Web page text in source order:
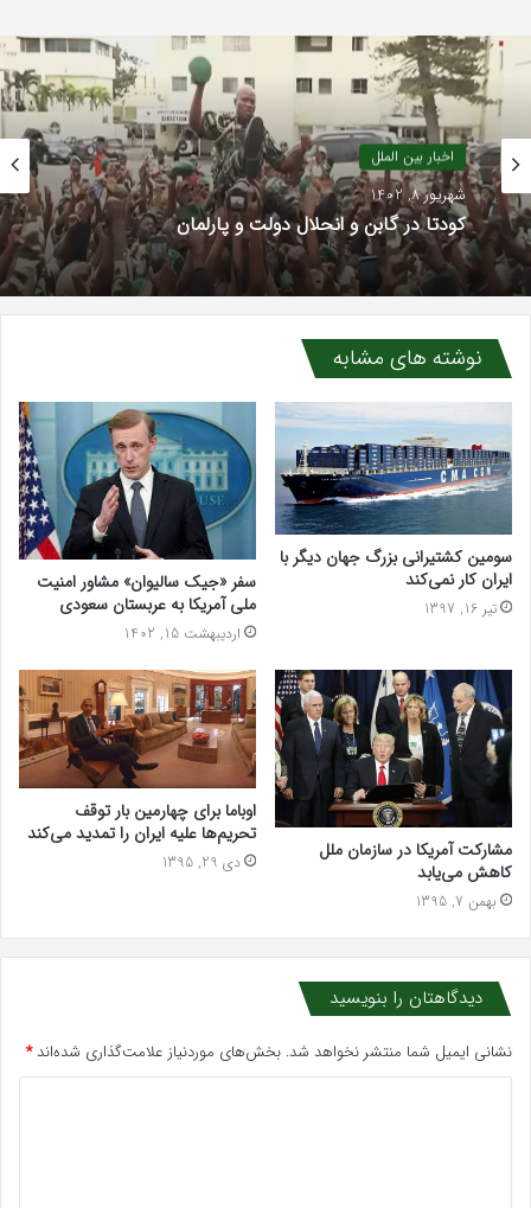
اخبار بین الملل
شهریور 8, 1402
کودتا در گابن و انحلال دولت و پارلمان
نوشته های مشابه
سومین کشتیرانی بزرگ جهان دیگر با
ایران کار نمی‌کند
تیر 16, 1397
سفر «جیک سالیوان» مشاور امنیت
ملی آمریکا به عربستان سعودی
اردیبهشت 15, 1402
مشارکت آمریکا در سازمان ملل
کاهش می‌یابد
بهمن 7, 1395
اوباما برای چهارمین‌ بار توقف
تحریم‌ها علیه ایران را تمدید می‌کند
دی 29, 1395
دیدگاهتان را بنویسید
نشانی ایمیل شما منتشر نخواهد شد. بخش‌های موردنیاز علامت‌گذاری شده‌اند*